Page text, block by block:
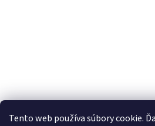
Tento web používa súbory cookie.